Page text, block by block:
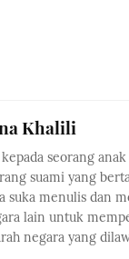
Khalili
seorang
suami yang
suka menulis dan
lain untuk
negara yang